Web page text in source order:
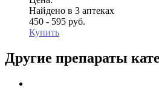
Найдено в 3 аптеках
450 - 595 руб.
Купить
Другие препараты